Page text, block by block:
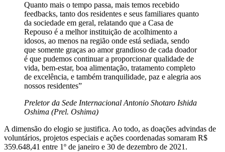
Quanto mais o tempo passa, mais temos recebido
feedbacks, tanto dos residentes e seus familiares quanto
da sociedade em geral, relatando que a Casa de
Repouso é a melhor instituição de acolhimento a
idosos, ao menos na região onde está sediada, sendo
que somente graças ao amor grandioso de cada doador
é que pudemos continuar a proporcionar qualidade de
vida, bem-estar, boa alimentação, tratamento completo
de excelência, e também tranquilidade, paz e alegria aos
nossos residentes”
Preletor da Sede Internacional Antonio Shotaro Ishida
Oshima (Prel. Oshima)
A dimensão do elogio se justifica. Ao todo, as doações advindas de
voluntários, projetos especiais e ações coordenadas somaram R$
359.648,41 entre 1º de janeiro e 30 de dezembro de 2021.